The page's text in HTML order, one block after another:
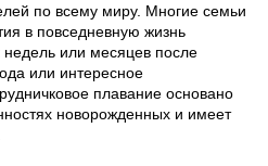
по всему миру. Многие семьи
в повседневную жизнь
или месяцев после
или интересное
плавание основано
новорожденных и имеет